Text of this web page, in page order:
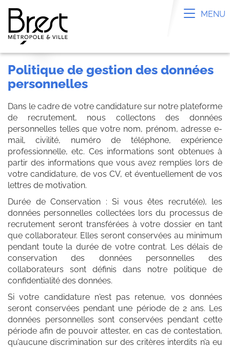
Toggle
MENU
politique de gestion des données
personnelles
Dans le cadre de votre candidature sur notre plateforme
de recrutement, nous collectons des données
personnelles telles que votre nom, prénom, adresse e-
mail, civilité, numéro de téléphone, expérience
professionnelle, etc. Ces informations sont obtenues à
partir des informations que vous avez remplies lors de
votre candidature, de vos CV, et éventuellement de vos
lettres de motivation.
Durée de Conservation : Si vous êtes recruté(e), les
données personnelles collectées lors du processus de
recrutement seront transférées à votre dossier en tant
que collaborateur. Elles seront conservées au minimum
pendant toute la durée de votre contrat. Les délais de
conservation des données personnelles des
collaborateurs sont définis dans notre politique de
confidentialité des données.
Si votre candidature n'est pas retenue, vos données
seront conservées pendant une période de 2 ans. Les
données personnelles sont conservées pendant cette
période afin de pouvoir attester, en cas de contestation,
qu’aucune discrimination sur des critères interdits n’a eu